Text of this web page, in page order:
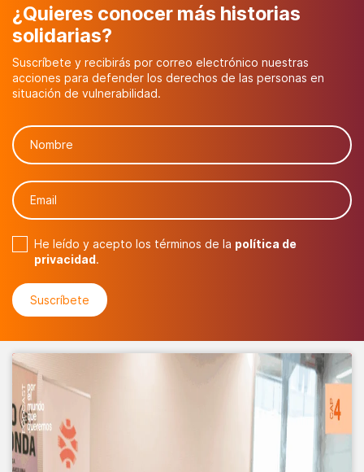
¿Quieres conocer más historias
solidarias?
Suscríbete y recibirás por correo electrónico nuestras
acciones para defender los derechos de las personas en
situación de vulnerabilidad.
He leído y acepto los términos de la política de
privacidad.